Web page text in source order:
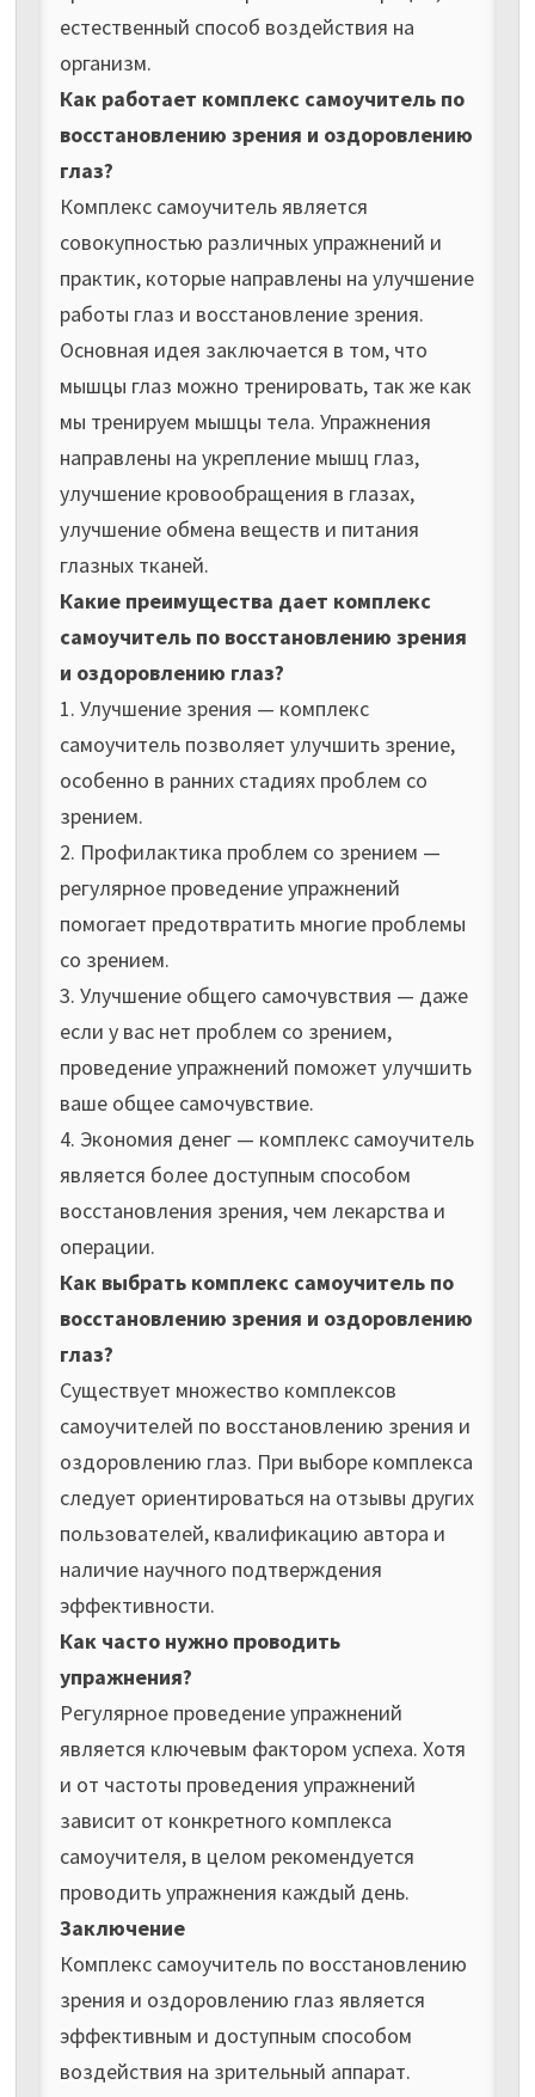
естественный способ воздействия на
организм.
Как работает комплекс самоучитель по
восстановлению зрения и оздоровлению
глаз?
Комплекс самоучитель является
совокупностью различных упражнений и
практик, которые направлены на улучшение
работы глаз и восстановление зрения.
Основная идея заключается в том, что
мышцы глаз можно тренировать, так же как
мы тренируем мышцы тела. Упражнения
направлены на укрепление мышц глаз,
улучшение кровообращения в глазах,
улучшение обмена веществ и питания
глазных тканей.
Какие преимущества дает комплекс
самоучитель по восстановлению зрения
и оздоровлению глаз?
1. Улучшение зрения — комплекс
самоучитель позволяет улучшить зрение,
особенно в ранних стадиях проблем со
зрением.
2. Профилактика проблем со зрением —
регулярное проведение упражнений
помогает предотвратить многие проблемы
со зрением.
3. Улучшение общего самочувствия — даже
если у вас нет проблем со зрением,
проведение упражнений поможет улучшить
ваше общее самочувствие.
4. Экономия денег — комплекс самоучитель
является более доступным способом
восстановления зрения, чем лекарства и
операции.
Как выбрать комплекс самоучитель по
восстановлению зрения и оздоровлению
глаз?
Существует множество комплексов
самоучителей по восстановлению зрения и
оздоровлению глаз. При выборе комплекса
следует ориентироваться на отзывы других
пользователей, квалификацию автора и
наличие научного подтверждения
эффективности.
Как часто нужно проводить
упражнения?
Регулярное проведение упражнений
является ключевым фактором успеха. Хотя
и от частоты проведения упражнений
зависит от конкретного комплекса
самоучителя, в целом рекомендуется
проводить упражнения каждый день.
Заключение
Комплекс самоучитель по восстановлению
зрения и оздоровлению глаз является
эффективным и доступным способом
воздействия на зрительный аппарат.